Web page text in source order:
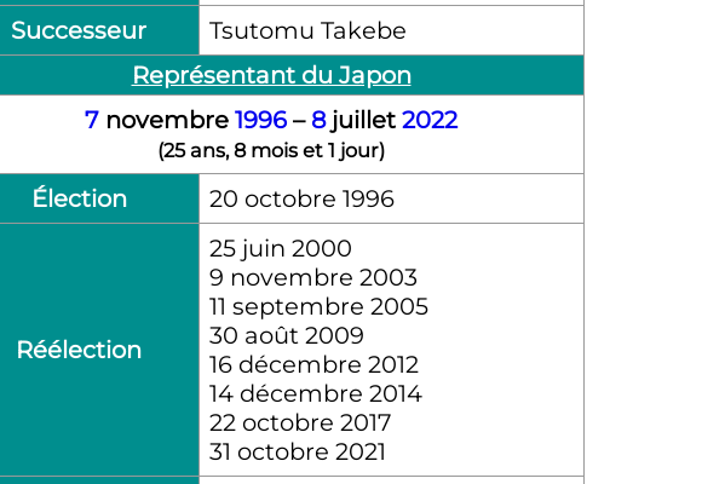
Successeur
Tsutomu Takebe
Représentant du Japon
7 novembre 1996 – 8juillet 2022
(25 ans, 8 mois et 1 jour)
Élection 20 octobre 1996
Réélection
25 juin 2000
9 novembre 2003
11 septembre 2005
30 août 2009
16 décembre 2012
14 décembre 2014
22 octobre 2017
31 octobre 2021